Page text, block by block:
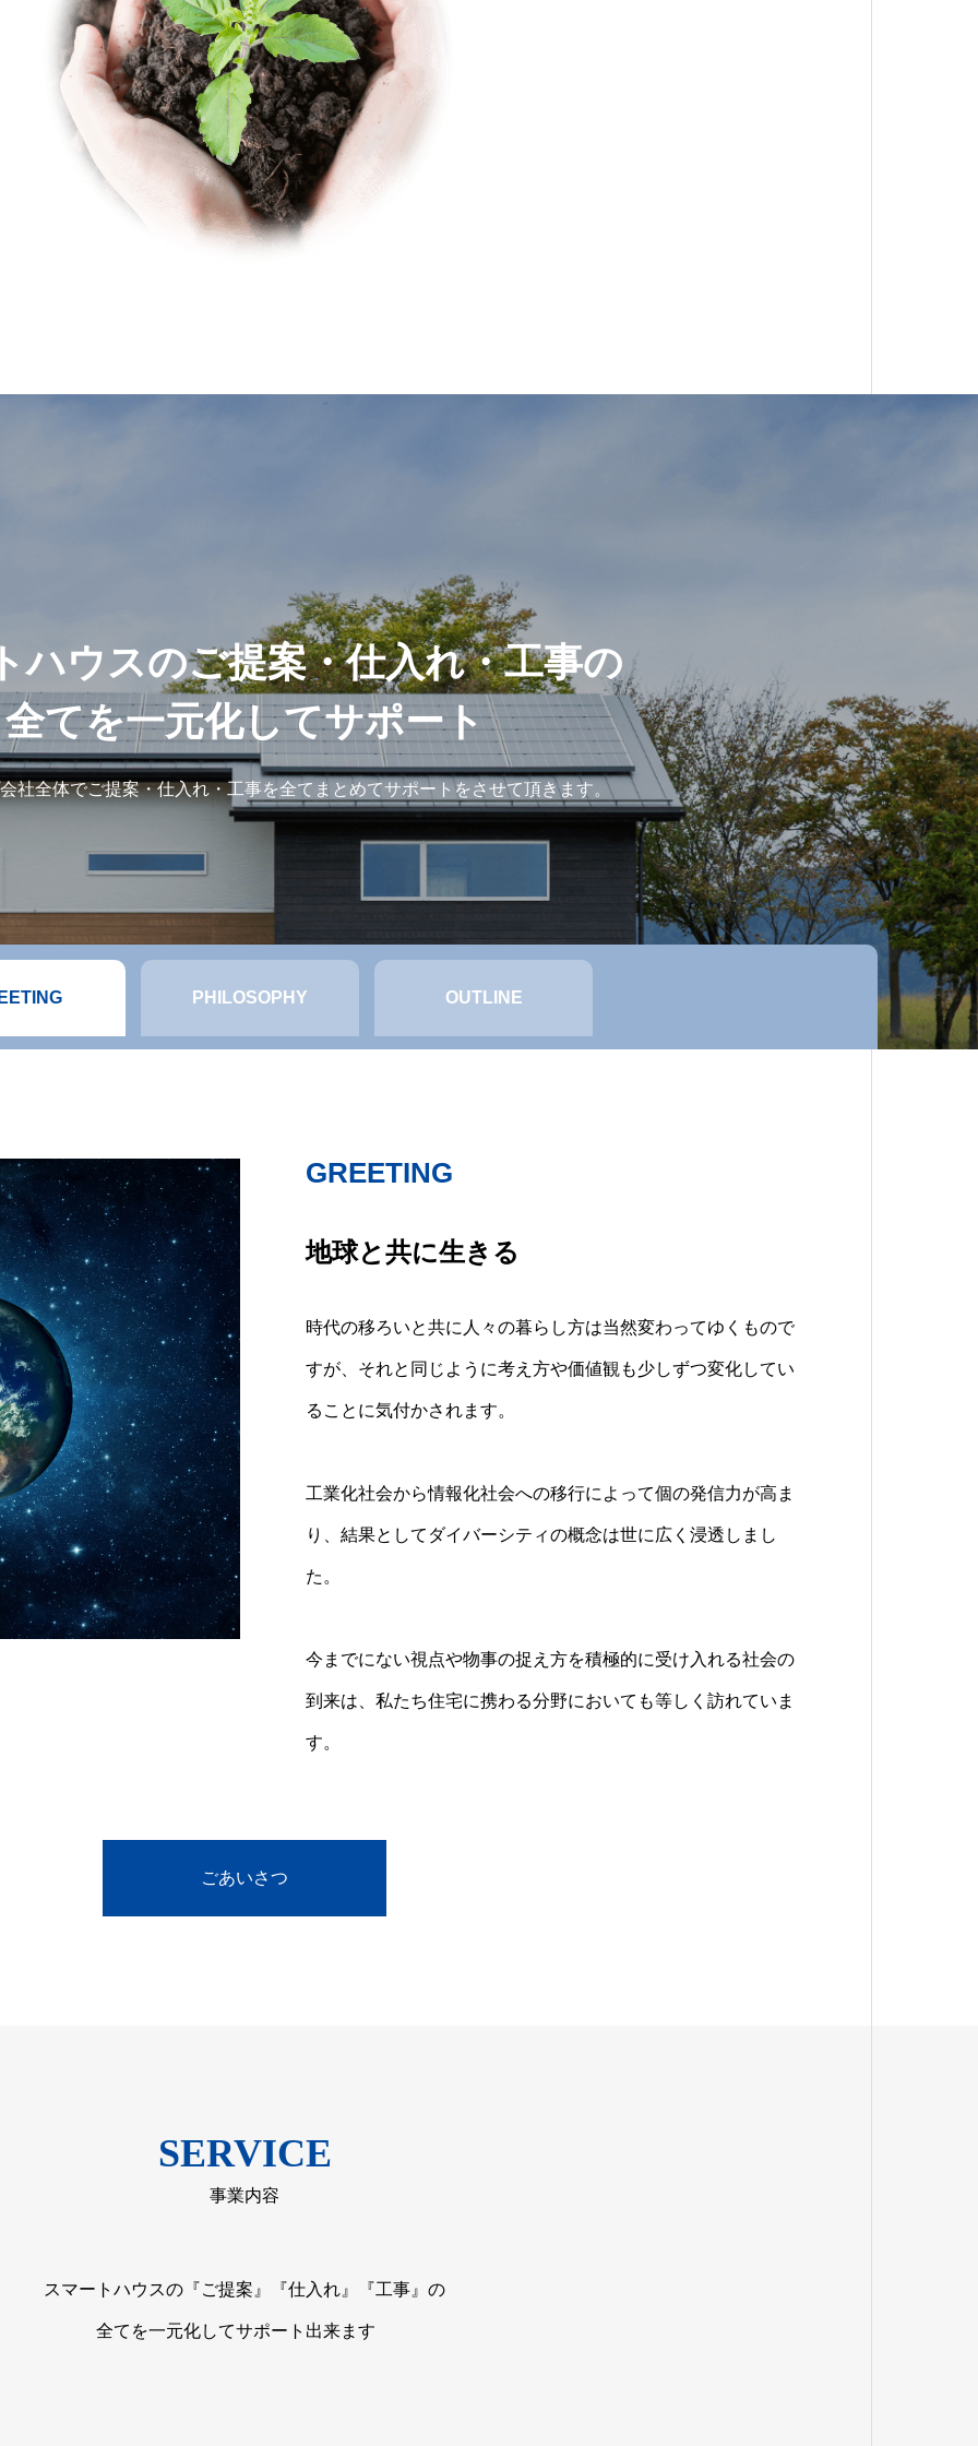
ハウスのご提案・仕入れ・工事の
全てを一元化してサポート
社全体でご提案・仕入れ・工事を全てまとめてサポートをさせて頂きます。
PHILOSOPHY OUTLINE
GREETING
地球と共に生きる
時代の移ろいと共に人々の暮らし方は当然変わってゆくもので
すが、それと同じように考え方や価値観も少しずつ変化してい
ることに気付かされます。
工業化社会から情報化社会への移行によって個の発信力が高ま
り、結果としてダイバーシティの概念は世に広く浸透しまし
た。
今までにない視点や物事の捉え方を積極的に受け入れる社会の
到来は、私たち住宅に携わる分野においても等しく訪れていま
す。
ごあいさつ
PHILOSOPHY
「作る」企業から「創る」企業へ
「家を作る」から「笑顔を創る」「家族の安全を創る」「自由
な時間を創る」「明るい未来を創る」へ
業であり続ける一緒に未来を創る「パートナー」であり続ける
ことが出来れば幸いです。
OUTLINE
家族のように信頼できるパートナーに
株式会社ネクストパートナーは創業25年以上関東トップクラ
スの外装工事会社である株式会社アイネックスの100％出資の
スマートハウス事業専門会社です。
SDGｓの取組みとして、 代表取締役早坂が理事となり発展途
上国の若者達に日本の技術・知識・技能を提供し世界レベルの
技術向上・雇用促進の支援を行っています。
SERVICE
事業内容
スマートハウスの『ご提案』『仕入れ』『工事』の
全てを一元化してサポート出来ます